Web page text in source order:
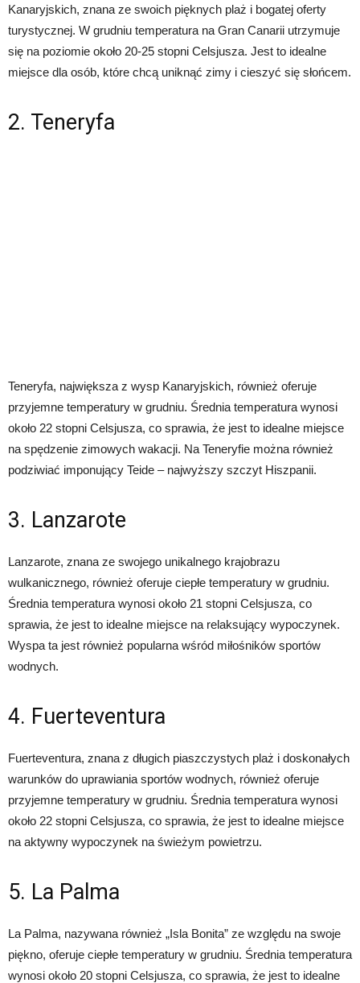
Kanaryjskich, znana ze swoich pięknych plaż i bogatej oferty
turystycznej. W grudniu temperatura na Gran Canarii utrzymuje
się na poziomie około 20-25 stopni Celsjusza. Jest to idealne
miejsce dla osób, które chcą uniknąć zimy i cieszyć się słońcem.
2. Teneryfa
Teneryfa, największa z wysp Kanaryjskich, również oferuje
przyjemne temperatury w grudniu. Średnia temperatura wynosi
około 22 stopni Celsjusza, co sprawia, że jest to idealne miejsce
na spędzenie zimowych wakacji. Na Teneryfie można również
podziwiać imponujący Teide – najwyższy szczyt Hiszpanii.
3. Lanzarote
Lanzarote, znana ze swojego unikalnego krajobrazu
wulkanicznego, również oferuje ciepłe temperatury w grudniu.
Średnia temperatura wynosi około 21 stopni Celsjusza, co
sprawia, że jest to idealne miejsce na relaksujący wypoczynek.
Wyspa ta jest również popularna wśród miłośników sportów
wodnych.
4. Fuerteventura
Fuerteventura, znana z długich piaszczystych plaż i doskonałych
warunków do uprawiania sportów wodnych, również oferuje
przyjemne temperatury w grudniu. Średnia temperatura wynosi
około 22 stopni Celsjusza, co sprawia, że jest to idealne miejsce
na aktywny wypoczynek na świeżym powietrzu.
5. La Palma
La Palma, nazywana również „Isla Bonita” ze względu na swoje
piękno, oferuje ciepłe temperatury w grudniu. Średnia temperatura
wynosi około 20 stopni Celsjusza, co sprawia, że jest to idealne